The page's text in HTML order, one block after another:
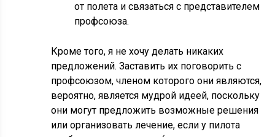
от полета и связаться с представителем
профсоюза.
Кроме того, я не хочу делать никаких
предложений. Заставить их поговорить с
профсоюзом, членом которого они являются,
вероятно, является мудрой идеей, поскольку
они могут предложить возможные решения
или организовать лечение, если у пилота